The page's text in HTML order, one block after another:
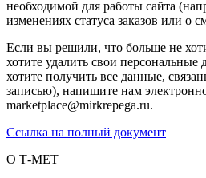
необходимой для работы сайта
изменениях статуса заказов или о
Если вы решили, что больше не
хотите удалить свои
хотите получить все данные,
записью), напишите нам
marketplace@mirkrepega.ru.
Ссылка на полный документ
О Т-МЕТ